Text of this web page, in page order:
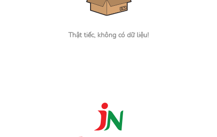
Thật tiếc, không có dữ liệu!